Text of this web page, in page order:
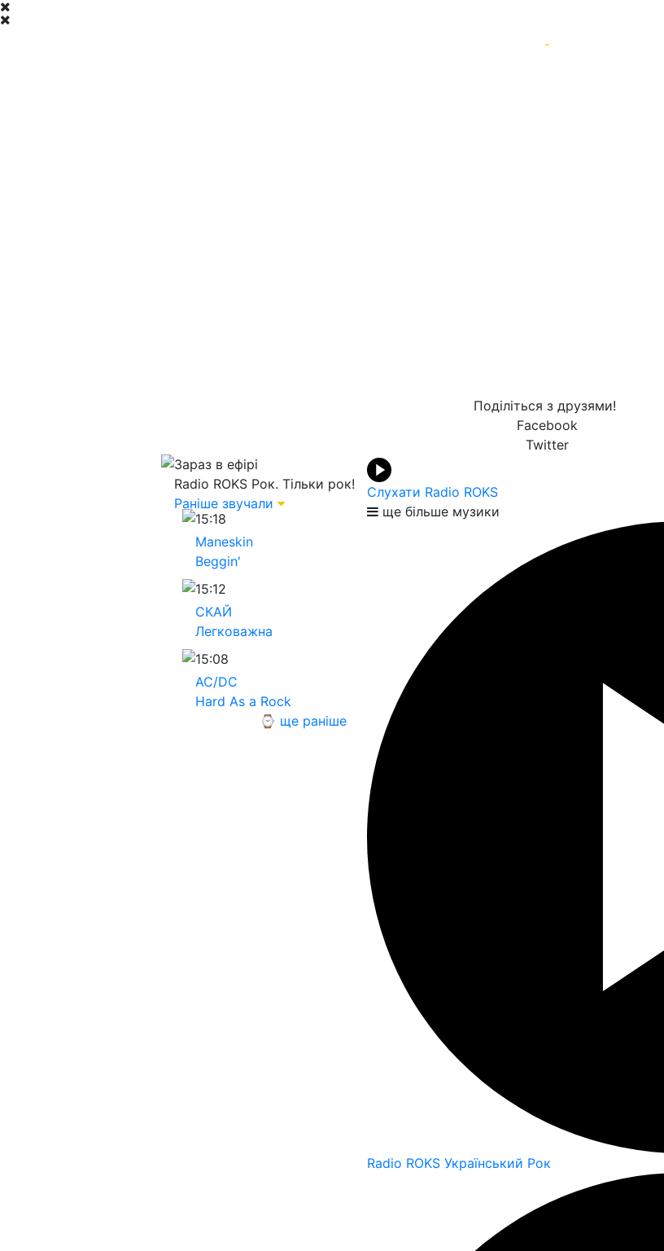
-
Поділіться з друзями!
Facebook
Twitter
Зараз в ефірі
Radio ROKS Рок. Тільки рок!
Раніше звучали
15:18
Maneskin
Beggin'
15:12
СКАЙ
Легковажна
15:08
AC/DC
Hard As a Rock
⌚ ще раніше
Слухати Radio ROKS
ще більше музики
Radio ROKS Український Рок